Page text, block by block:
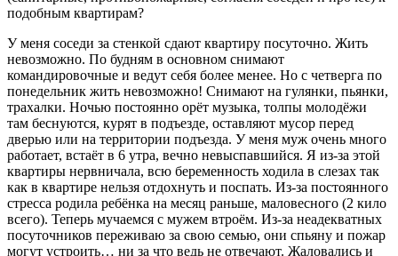
подобным квартирам?
У меня соседи за стенкой сдают квартиру посуточно. Жить
невозможно. По будням в основном снимают
командировочные и ведут себя более менее. Но с четверга по
понедельник жить невозможно! Снимают на гулянки, пьянки,
трахалки. Ночью постоянно орёт музыка, толпы молодёжи
там беснуются, курят в подъезде, оставляют мусор перед
дверью или на территории подъезда. У меня муж очень много
работает, встаёт в 6 утра, вечно невыспавшийся. Я из-за этой
квартиры нервничала, всю беременность ходила в слезах так
как в квартире нельзя отдохнуть и поспать. Из-за постоянного
стресса родила ребёнка на месяц раньше, маловесного (2 кило
всего). Теперь мучаемся с мужем втроём. Из-за неадекватных
посуточников переживаю за свою семью, они спьяну и пожар
могут устроить… ни за что ведь не отвечают. Жаловались и